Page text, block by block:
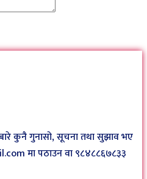
कुनै गुनासो, सूचना तथा सुझाव भए
मा पठाउन वा ९८४८८६७८३३